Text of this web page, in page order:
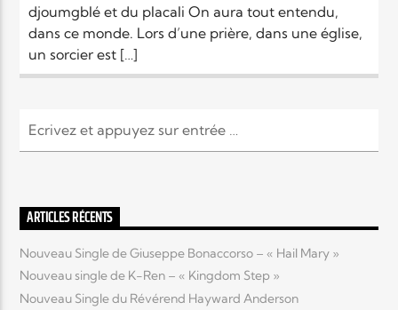
Elyon Rhema
Elyon Hits
Elyon Live
Elyon Kids
djoumgblé et du placali On aura tout entendu,
dans ce monde. Lors d’une prière, dans une église,
un sorcier est […]
ARTICLES RÉCENTS
Nouveau Single de Giuseppe Bonaccorso – « Hail Mary »
Nouveau single de K-Ren – « Kingdom Step »
Nouveau Single du Révérend Hayward Anderson